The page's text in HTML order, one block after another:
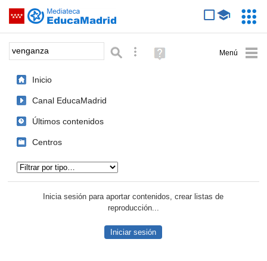
Saltar navegación
Palabra o frase: Búsqueda avanzada
Ayuda
(en
Inicio
Canal EducaMadrid
Últimos contenidos
Centros
Inicia sesión para aportar contenidos, crear listas de
reproducción...
Iniciar sesión